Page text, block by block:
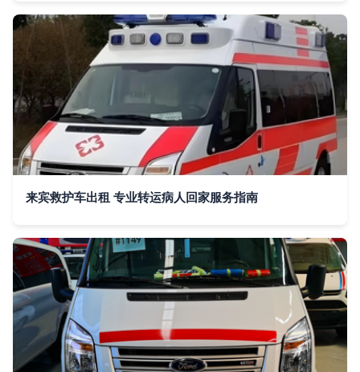
来宾救护车出租 专业转运病人回家服务指南